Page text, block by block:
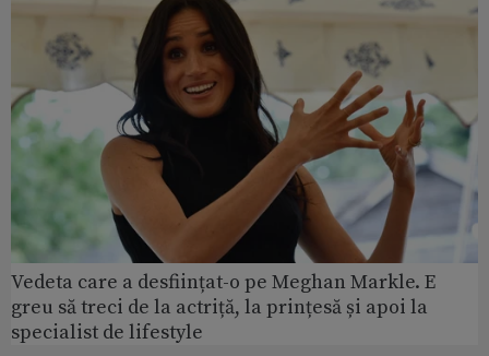
Vedeta care a desființat-o pe Meghan Markle. E
greu să treci de la actriță, la prințesă și apoi la
specialist de lifestyle